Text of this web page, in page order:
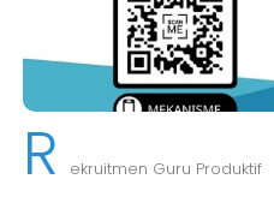
R
ekruitmen Guru Produktif